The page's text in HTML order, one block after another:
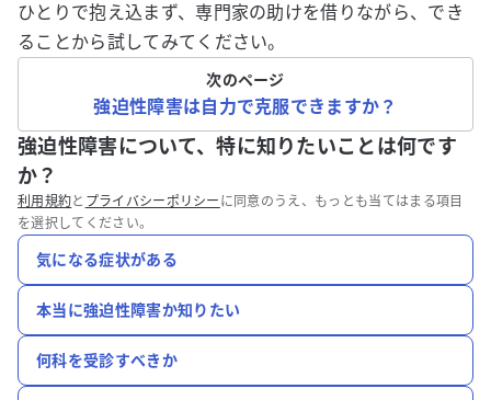
ひとりで抱え込まず、専門家の助けを借りながら、でき
ることから試してみてください。
次のページ
強迫性障害は自力で克服できますか？
強迫性障害について、特に知りたいことは何です
か？
利用規約と プライバシーポリシー に同意のうえ、もっとも当てはまる項目
を選択してください。
気になる症状がある
本当に強迫性障害か知りたい
何科を受診すべきか